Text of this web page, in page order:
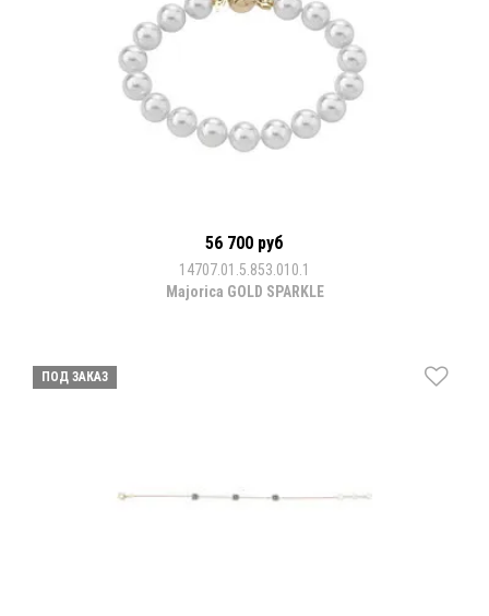
56 700 руб
14707.01.5.853.010.1
Majorica GOLD SPARKLE
ПОД ЗАКАЗ